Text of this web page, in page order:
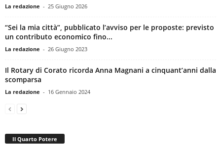
La redazione - 25 Giugno 2026
“Sei la mia città”, pubblicato l’avviso per le proposte: previsto
un contributo economico fino...
La redazione - 26 Giugno 2023
Il Rotary di Corato ricorda Anna Magnani a cinquant’anni dalla
scomparsa
La redazione - 16 Gennaio 2024
Il Quarto Potere